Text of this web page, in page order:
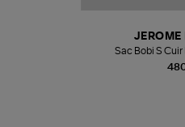
JEROME
Sac Bobi S